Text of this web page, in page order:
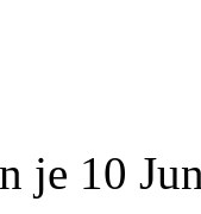
je 10